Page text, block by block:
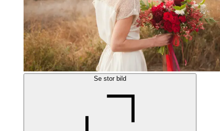
Se stor bild